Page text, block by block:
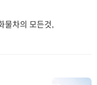
물차의 모든것,